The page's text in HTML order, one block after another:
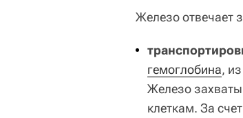
Железо отвечает
гемоглобина,
Железо
клеткам. За